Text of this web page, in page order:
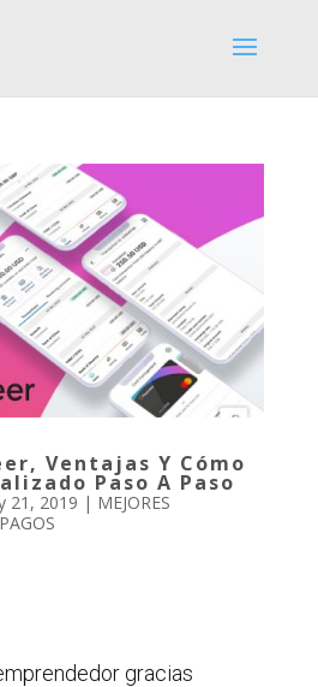
Ventajas Y Cómo
Paso A Paso
21, 2019 | MEJORES
gracias